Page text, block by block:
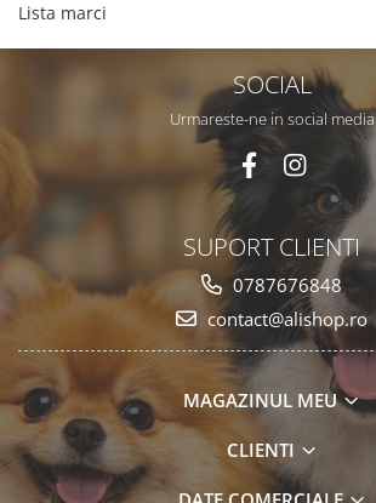
Lista marci
SOCIAL
Urmareste-ne in social media
SUPORT CLIENTI
0787676848
contact@alishop.ro
MAGAZINUL MEU
CLIENTI